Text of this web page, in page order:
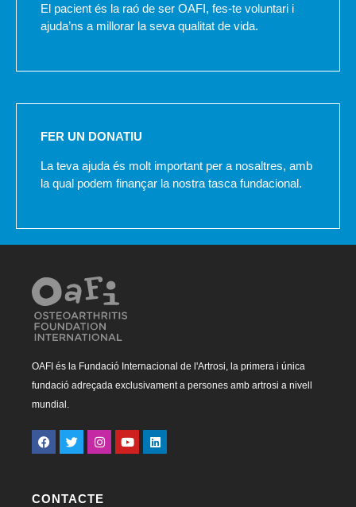
El pacient és la raó de ser OAFI, fes-te voluntari i
ajuda’ns a millorar la seva qualitat de vida.
FER UN DONATIU
La teva ajuda és molt important per a nosaltres, amb
la qual podem finançar la nostra tasca fundacional.
OAFI és la Fundació Internacional de l'Artrosi, la primera i única
fundació adreçada exclusivament a persones amb artrosi a nivell
mundial.
CONTACTE